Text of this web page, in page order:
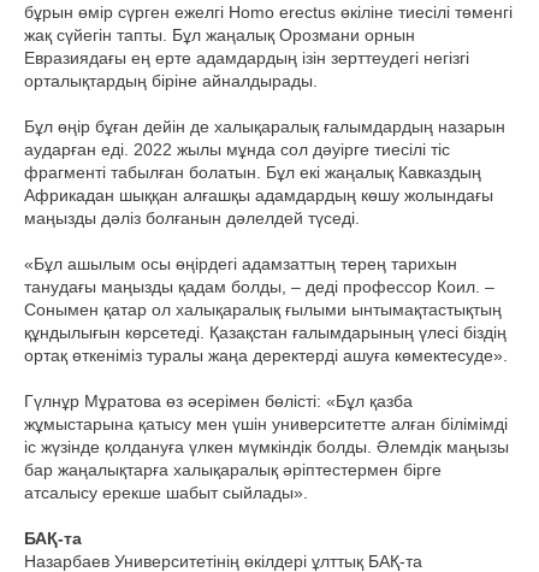
бұрын өмір сүрген ежелгі Homo erectus өкіліне тиесілі төменгі
жақ сүйегін тапты. Бұл жаңалық Орозмани орнын
Евразиядағы ең ерте адамдардың ізін зерттеудегі негізгі
орталықтардың біріне айналдырады.
Бұл өңір бұған дейін де халықаралық ғалымдардың назарын
аударған еді. 2022 жылы мұнда сол дәуірге тиесілі тіс
фрагменті табылған болатын. Бұл екі жаңалық Кавказдың
Африкадан шыққан алғашқы адамдардың көшу жолындағы
маңызды дәліз болғанын дәлелдей түседі.
«Бұл ашылым осы өңірдегі адамзаттың терең тарихын
танудағы маңызды қадам болды, – деді профессор Коил. –
Сонымен қатар ол халықаралық ғылыми ынтымақтастықтың
құндылығын көрсетеді. Қазақстан ғалымдарының үлесі біздің
ортақ өткеніміз туралы жаңа деректерді ашуға көмектесуде».
Гүлнұр Мұратова өз әсерімен бөлісті: «Бұл қазба
жұмыстарына қатысу мен үшін университетте алған білімімді
іс жүзінде қолдануға үлкен мүмкіндік болды. Әлемдік маңызы
бар жаңалықтарға халықаралық әріптестермен бірге
атсалысу ерекше шабыт сыйлады».
БАҚ-та
Назарбаев Университетінің өкілдері ұлттық БАҚ-та